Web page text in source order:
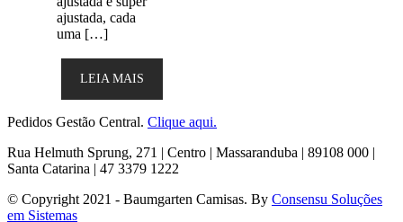
ajustada, cada
uma […]
LEIA MAIS
Pedidos Gestão Central. Clique aqui.
Rua Helmuth Sprung, 271 | Centro | Massaranduba | 89108 000 |
Santa Catarina | 47 3379 1222
© Copyright 2021 - Baumgarten Camisas. By Consensu Soluções
em Sistemas